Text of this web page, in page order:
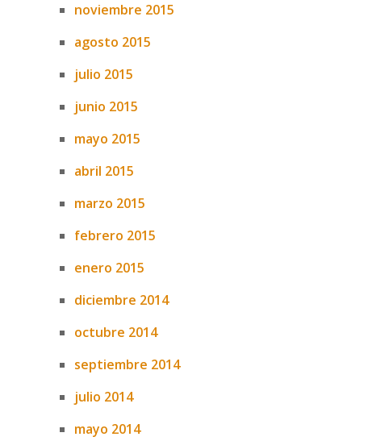
noviembre 2015
agosto 2015
julio 2015
junio 2015
mayo 2015
abril 2015
marzo 2015
febrero 2015
enero 2015
diciembre 2014
octubre 2014
septiembre 2014
julio 2014
mayo 2014